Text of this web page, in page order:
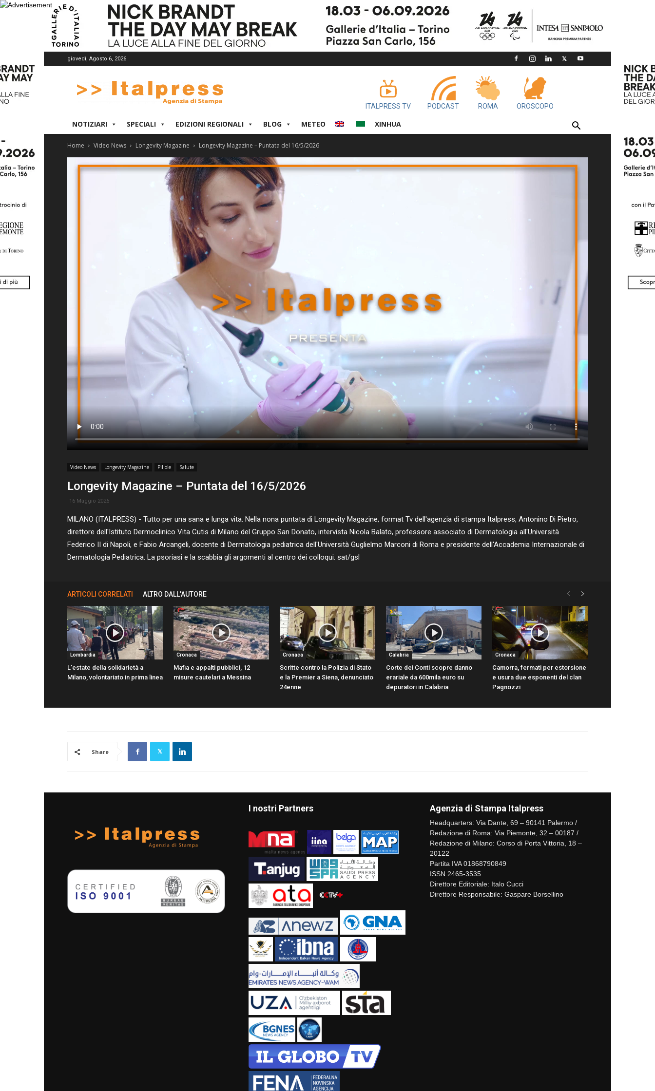
giovedì, Agosto 6, 2026
ITALPRESS TV PODCAST ROMA OROSCOPO
NOTIZIARI SPECIALI EDIZIONI REGIONALI BLOG METEO XINHUA
Home Video News Longevity Magazine Longevity Magazine – Puntata del 16/5/2026
Video News Longevity Magazine Pillole Salute
Longevity Magazine – Puntata del 16/5/2026
16 Maggio 2026
MILANO (ITALPRESS) - Tutto per una sana e lunga vita. Nella nona puntata di Longevity Magazine, format Tv dell'agenzia di stampa Italpress, Antonino Di Pietro,
direttore dell'Istituto Dermoclinico Vita Cutis di Milano del Gruppo San Donato, intervista Nicola Balato, professore associato di Dermatologia all'Università
Federico II di Napoli, e Fabio Arcangeli, docente di Dermatologia pediatrica dell'Università Guglielmo Marconi di Roma e presidente dell'Accademia Internazionale di
Dermatologia Pediatrica. La psoriasi e la scabbia gli argomenti al centro dei colloqui. sat/gsl
ARTICOLI CORRELATI ALTRO DALL'AUTORE
Lombardia
L’estate della solidarietà a
Milano, volontariato in prima linea
Cronaca
Mafia e appalti pubblici, 12
misure cautelari a Messina
Cronaca
Scritte contro la Polizia di Stato
e la Premier a Siena, denunciato
24enne
Calabria
Corte dei Conti scopre danno
erariale da 600mila euro su
depuratori in Calabria
Cronaca
Camorra, fermati per estorsione
e usura due esponenti del clan
Pagnozzi
Share
I nostri Partners Agenzia di Stampa Italpress
Headquarters: Via Dante, 69 – 90141 Palermo /
Redazione di Roma: Via Piemonte, 32 – 00187 /
Redazione di Milano: Corso di Porta Vittoria, 18 –
20122
Partita IVA 01868790849
ISSN 2465-3535
Direttore Editoriale: Italo Cucci
Direttore Responsabile: Gaspare Borsellino